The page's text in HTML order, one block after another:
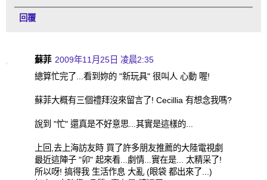
回覆
蘇菲 2009年11月25日 凌晨2:35
總算忙完了...看到妳的 "新玩具" 很叫人 心動 喔!
蘇菲大概有三個禮拜沒來留言了! Cecillia 有想念我嗎?
說到 "忙" 還真是不好意思...其實是這樣的...
上回,去上海訪友時 買了許多朋友推薦的大陸電視劇
最近這陣子 "卯" 起來看...劇情...實在是... 太精采了!
所以呀! 搞得我 生活作息 大亂 (眼袋 都出來了...)